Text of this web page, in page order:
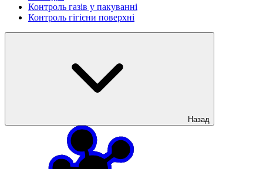
Контроль газів у пакуванні
Контроль гігієни поверхні
Назад